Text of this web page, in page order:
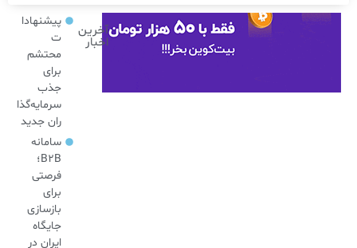
آخرین
اخبار
پیشنهادا
ت
محتشم
برای
جذب
سرمایه‌گذا
ران جدید
سامانه
B2B؛
فرصتی
برای
بازسازی
جایگاه
ایران در